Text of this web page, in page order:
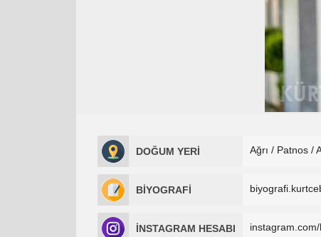
DOĞUM YERİ Ağrı / Patnos /
BİYOGRAFİ
İNSTAGRAM HESABI